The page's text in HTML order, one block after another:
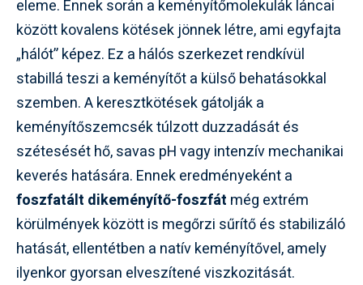
eleme. Ennek során a keményítőmolekulák láncai
között kovalens kötések jönnek létre, ami egyfajta
„hálót” képez. Ez a hálós szerkezet rendkívül
stabillá teszi a keményítőt a külső behatásokkal
szemben. A keresztkötések gátolják a
keményítőszemcsék túlzott duzzadását és
szétesését hő, savas pH vagy intenzív mechanikai
keverés hatására. Ennek eredményeként a
foszfatált dikeményítő-foszfát még extrém
körülmények között is megőrzi sűrítő és stabilizáló
hatását, ellentétben a natív keményítővel, amely
ilyenkor gyorsan elveszítené viszkozitását.